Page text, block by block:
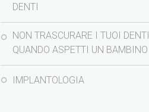
DENTI
NON TRASCURARE I TUOI DENTI
QUANDO ASPETTI UN BAMBINO
IMPLANTOLOGIA